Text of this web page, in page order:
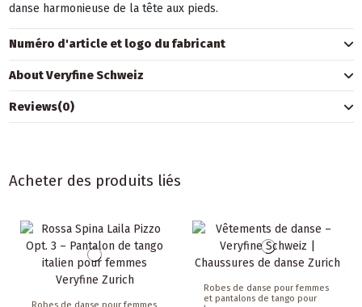
danse harmonieuse de la tête aux pieds.
Numéro d'article et logo du fabricant
About Veryfine Schweiz
Reviews(0)
Acheter des produits liés
Robes de danse pour femmes
et pantalons de tango pour